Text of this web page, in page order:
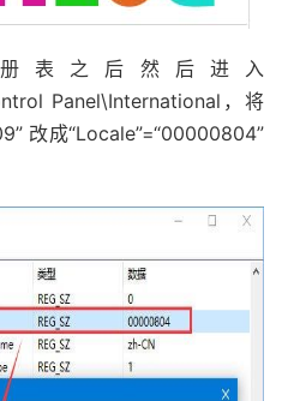
之后然后进入
Panel\International，将
改成“Locale”=“00000804”